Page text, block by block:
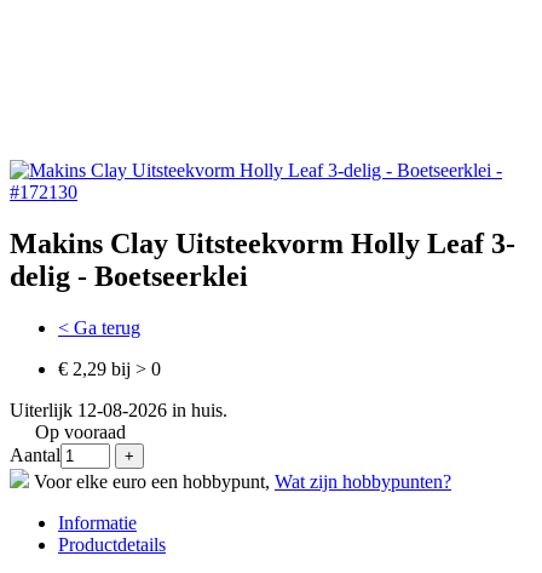
Makins Clay Uitsteekvorm Holly Leaf 3-
delig - Boetseerklei
< Ga terug
€ 2,29 bij > 0
Uiterlijk 12-08-2026 in huis.
Op vooraad
Aantal
Voor elke euro een hobbypunt, Wat zijn hobbypunten?
Informatie
Productdetails